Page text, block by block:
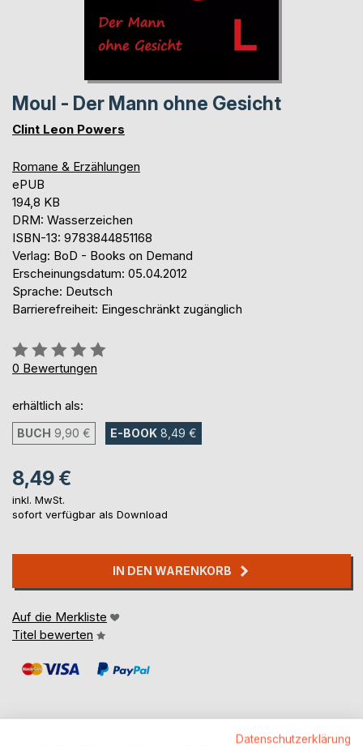
Moul - Der Mann ohne Gesicht
Clint Leon Powers
Romane & Erzählungen
ePUB
194,8 KB
DRM: Wasserzeichen
ISBN-13: 9783844851168
Verlag: BoD - Books on Demand
Erscheinungsdatum: 05.04.2012
Sprache: Deutsch
Barrierefreiheit: Eingeschränkt zugänglich
Bewertung::
0%
0 Bewertungen
erhältlich als:
BUCH 9,90 € E-BOOK 8,49 €
8,49 €
inkl. MwSt.
sofort verfügbar als Download
IN DEN WARENKORB
Auf die Merkliste
Titel bewerten
Datenschutzerklärung